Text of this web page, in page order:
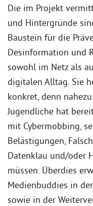
Die im Projekt
und Hintergründe
Baustein für die
Desinformation und
sowohl im Netz als
digitalen Alltag. Sie
konkret, denn
Jugendliche hat
mit Cybermobbing,
Belästigungen,
Datenklau und/oder
müssen. Überdies
Medienbuddies in
sowie in der